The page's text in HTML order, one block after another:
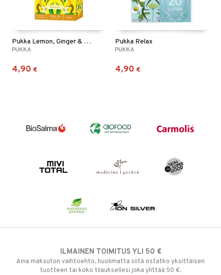
Pukka Lemon, Ginger & Manuka
PUKKA
4,90 €
Pukka Relax
PUKKA
4,90 €
ILMAINEN TOIMITUS YLI 50 €
Aina maksuton vaihtoehto, huolimatta siitä ostatko yksittäisen
tuotteen tai koko tilauksellesi joka ylittää 50 €.